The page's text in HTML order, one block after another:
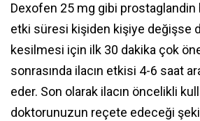
Dexofen 25 mg gibi prostaglandin
etki süresi kişiden kişiye değişse
kesilmesi için ilk 30 dakika çok
sonrasında ilacın etkisi 4-6 saat
eder. Son olarak ilacın öncelikli
doktorunuzun reçete edeceği